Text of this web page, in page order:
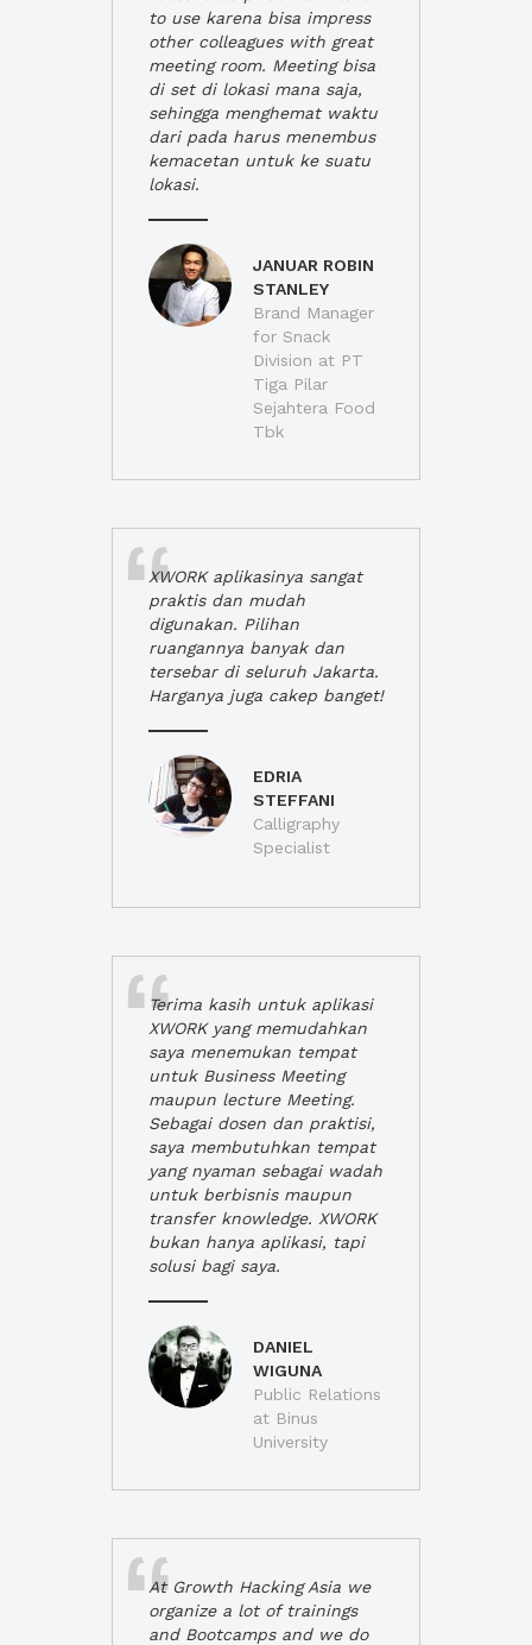
to use karena bisa impress
other colleagues with great
meeting room. Meeting bisa
di set di lokasi mana saja,
sehingga menghemat waktu
dari pada harus menembus
kemacetan untuk ke suatu
lokasi.
JANUAR ROBIN
STANLEY
Brand Manager
for Snack
Division at PT
Tiga Pilar
Sejahtera Food
Tbk
XWORK aplikasinya sangat
praktis dan mudah
digunakan. Pilihan
ruangannya banyak dan
tersebar di seluruh Jakarta.
Harganya juga cakep banget!
EDRIA
STEFFANI
Calligraphy
Specialist
Terima kasih untuk aplikasi
XWORK yang memudahkan
saya menemukan tempat
untuk Business Meeting
maupun lecture Meeting.
Sebagai dosen dan praktisi,
saya membutuhkan tempat
yang nyaman sebagai wadah
untuk berbisnis maupun
transfer knowledge. XWORK
bukan hanya aplikasi, tapi
solusi bagi saya.
DANIEL
WIGUNA
Public Relations
at Binus
University
At Growth Hacking Asia we
organize a lot of trainings
and Bootcamps and we do